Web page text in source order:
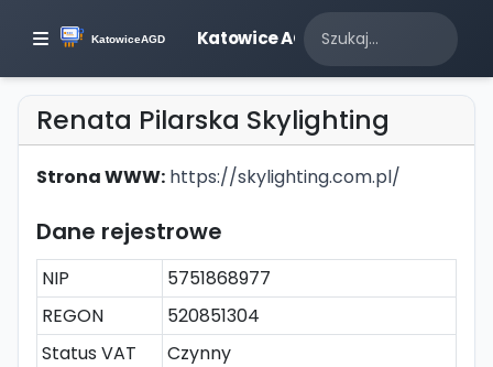
Katowice AGD
Renata Pilarska Skylighting
Strona WWW: https://skylighting.com.pl/
Dane rejestrowe
NIP
5751868977
REGON
520851304
Status VAT
Czynny